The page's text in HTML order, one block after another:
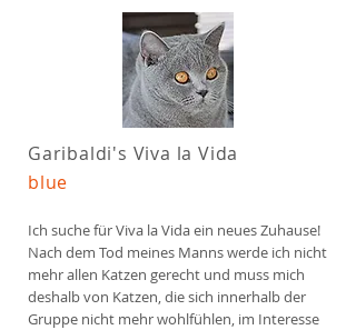
Garibaldi's Viva la Vida
blue
Ich suche für Viva la Vida ein neues Zuhause!
Nach dem Tod meines Manns werde ich nicht
mehr allen Katzen gerecht und muss mich
deshalb von Katzen, die sich innerhalb der
Gruppe nicht mehr wohlfühlen, im Interesse